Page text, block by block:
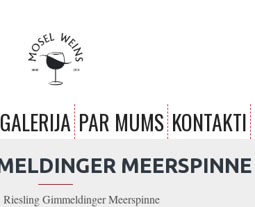
GALERIJA PAR MUMS KONTAKTI
Riesling Gimmeldinger Meerspinne
MEERSPINNE